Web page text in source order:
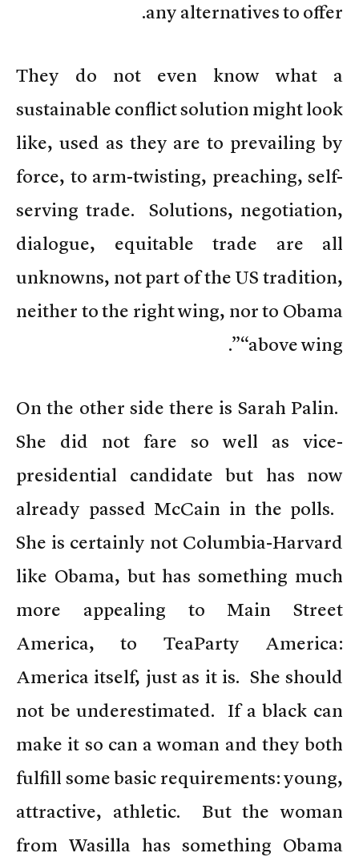
any alternatives to offer.
They do not even know what a
sustainable conflict solution might look
like, used as they are to prevailing by
force, to arm-twisting, preaching, self-
serving trade. Solutions, negotiation,
dialogue, equitable trade are all
unknowns, not part of the US tradition,
neither to the right wing, nor to Obama
“above wing”.
On the other side there is Sarah Palin.
She did not fare so well as vice-
presidential candidate but has now
already passed McCain in the polls.
She is certainly not Columbia-Harvard
like Obama, but has something much
more appealing to Main Street
America, to TeaParty America:
America itself, just as it is. She should
not be underestimated. If a black can
make it so can a woman and they both
fulfill some basic requirements: young,
attractive, athletic. But the woman
from Wasilla has something Obama